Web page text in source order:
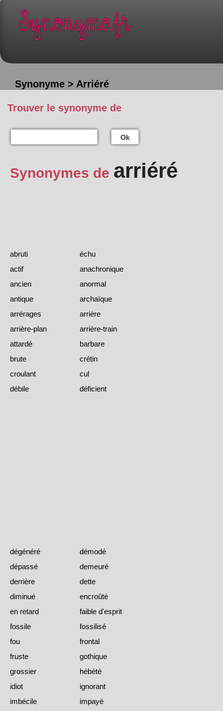
Synonyme > Arriéré
Trouver le synonyme de
Ok
Synonymes de arriéré
abruti
échu
actif
anachronique
ancien
anormal
antique
archaïque
arrérages
arrière
arrière-plan
arrière-train
attardé
barbare
brute
crétin
croulant
cul
débile
déficient
dégénéré
démodé
dépassé
demeuré
derrière
dette
diminué
encroûté
en retard
faible d'esprit
fossile
fossilisé
fou
frontal
fruste
gothique
grossier
hébété
idiot
ignorant
imbécile
impayé